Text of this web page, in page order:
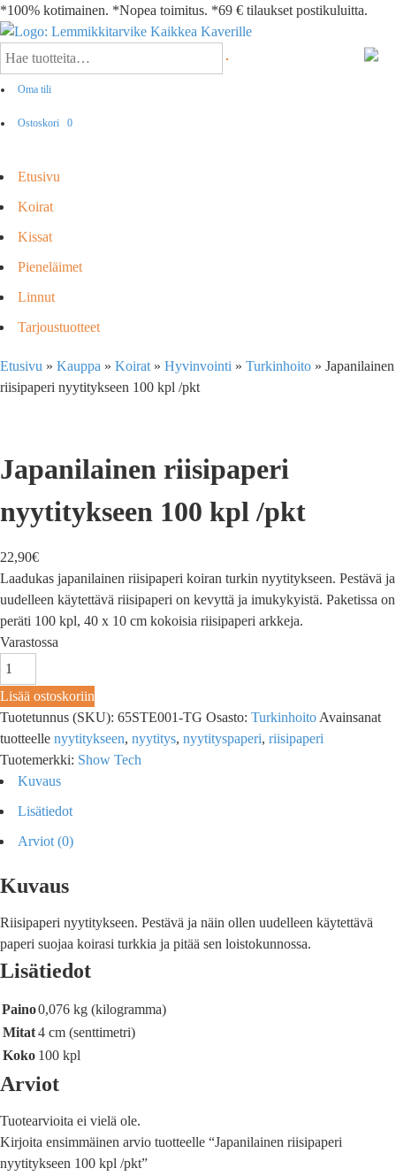
*100% kotimainen. *Nopea toimitus. *69 € tilaukset postikuluitta.
Oma tili
Ostoskori 0
Etusivu
Koirat
Kissat
Pieneläimet
Linnut
Tarjoustuotteet
Etusivu » Kauppa » Koirat » Hyvinvointi » Turkinhoito » Japanilainen
riisipaperi nyytitykseen 100 kpl /pkt
Japanilainen riisipaperi
nyytitykseen 100 kpl /pkt
22,90€
Laadukas japanilainen riisipaperi koiran turkin nyytitykseen. Pestävä ja
uudelleen käytettävä riisipaperi on kevyttä ja imukykyistä. Paketissa on
peräti 100 kpl, 40 x 10 cm kokoisia riisipaperi arkkeja.
Varastossa
Lisää ostoskoriin
Tuotetunnus (SKU): 65STE001-TG Osasto: Turkinhoito Avainsanat
tuotteelle nyytitykseen, nyytitys, nyytityspaperi, riisipaperi
Tuotemerkki: Show Tech
Kuvaus
Lisätiedot
Arviot (0)
Kuvaus
Riisipaperi nyytitykseen. Pestävä ja näin ollen uudelleen käytettävä
paperi suojaa koirasi turkkia ja pitää sen loistokunnossa.
Lisätiedot
Paino0,076 kg (kilogramma)
Mitat4 cm (senttimetri)
Koko 100 kpl
Arviot
Tuotearvioita ei vielä ole.
Kirjoita ensimmäinen arvio tuotteelle “Japanilainen riisipaperi
nyytitykseen 100 kpl /pkt”